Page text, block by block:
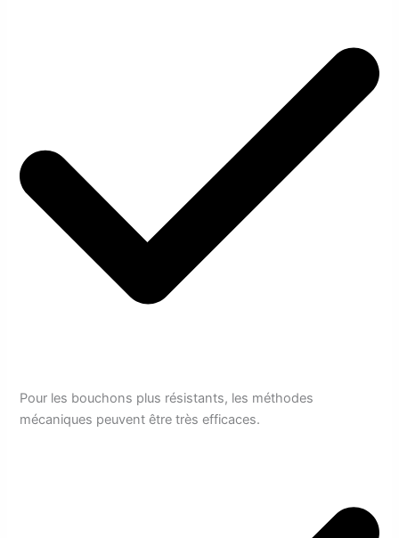
Pour les bouchons plus résistants, les méthodes
mécaniques peuvent être très efficaces.